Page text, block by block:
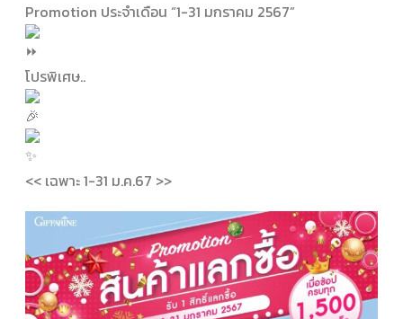
Promotion ประจำเดือน “1-31 มกราคม 2567”
โปรพิเศษ..
<< เฉพาะ 1-31 ม.ค.67 >>